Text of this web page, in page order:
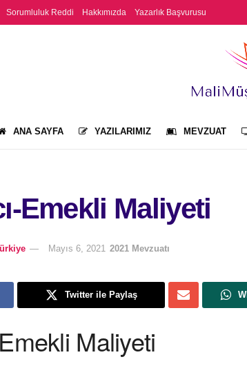
Sorumluluk Reddi Hakkımızda Yazarlık Başvurusu
ANA SAYFA YAZILARIMIZ MEVZUAT
Emekli Maliyeti
Mayıs 6, 2021 2021 Mevzuatı
Twitter ile Paylaş
Maliyeti